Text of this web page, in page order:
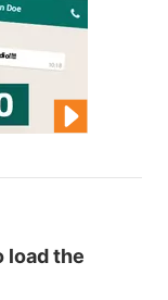
load the